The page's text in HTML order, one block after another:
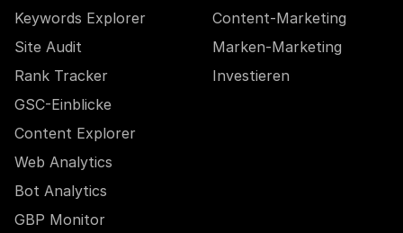
Keywords Explorer
Site Audit
Rank Tracker
GSC-Einblicke
Content Explorer
Web Analytics
Bot Analytics
GBP Monitor
Content-Marketing
Marken-Marketing
Investieren